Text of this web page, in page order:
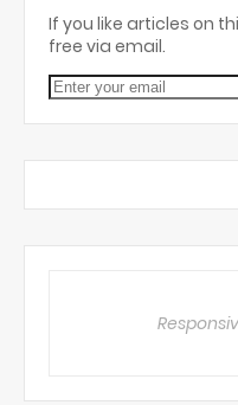
If you like articles on
free via email.